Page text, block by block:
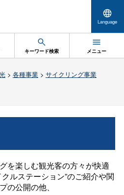
Language
キーワード検索 メニュー
> 各種事業> サイクリング事業
を楽しむ観光客の方々が快適
ルステーション”のご紹介や関
の公開の他、